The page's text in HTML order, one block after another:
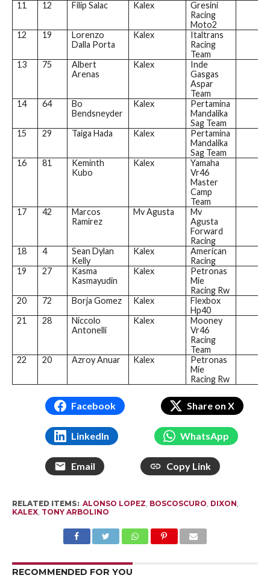
11 12 Filip Salac Kalex
Gresini
Racing
Moto2
12
19
Lorenzo
Dalla Porta
Kalex
Italtrans
Racing
Team
13
75
Albert
Arenas
Kalex
Inde
Gasgas
Aspar
Team
14
64
Bo
Bendsneyder
Kalex
Pertamina
Mandalika
Sag Team
15
29 Taiga Hada Kalex
Pertamina
Mandalika
Sag Team
16
81
Keminth
Kubo
Kalex
Yamaha
Vr46
Master
Camp
Team
17
42
Marcos
Ramirez
Mv Agusta
Mv
Agusta
Forward
Racing
18
4
Sean Dylan
Kelly
Kalex
American
Racing
19
27
Kasma
Kasmayudin
Kalex
Petronas
Mie
Racing Rw
20
72 Borja Gomez Kalex
Flexbox
Hp40
21
28
Niccolo
Antonelli
Kalex
Mooney
Vr46
Racing
Team
22
20 Azroy Anuar Kalex
Petronas
Mie
Racing Rw
Facebook Share on X
LinkedIn WhatsApp
Email Copy Link
RELATED ITEMS: ALONSO LOPEZ BOSCOSCURO DIXON
KALEX, TONY ARBOLINO
RECOMMENDED FOR YOU